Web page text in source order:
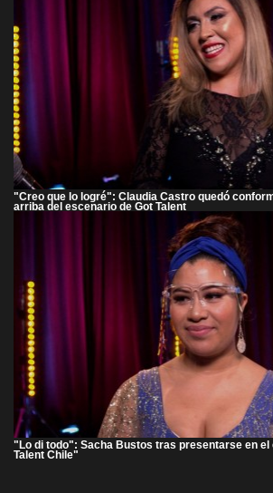
"Creo que lo logré": Claudia Castro quedó
arriba del escenario de Got Talent
"Lo di todo": Sacha Bustos tras presentarse en el
Talent Chile"